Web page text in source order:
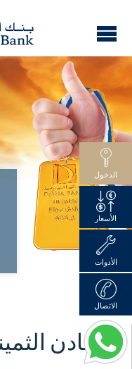
المعادن
الدخول
الأسعار
الأدوات
الاتصال